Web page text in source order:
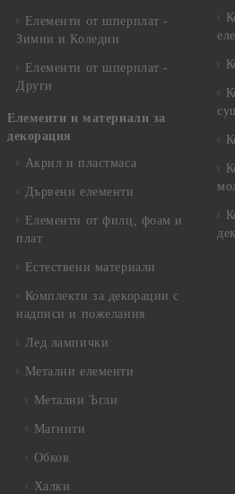
Елементи от шперплат -
Зимни и Коледни
Елементи от шперплат -
Други
Елементи и материали за
декорация
Акрил и пластмаса
Дървени елементи
Елементи от филц, фоам и
плат
Естествени материали
Комплекти за декорации с
надписи и пожелания
Лед лампички
Метални елементи
Метални Ъгли
Магнити
Обков
Халки